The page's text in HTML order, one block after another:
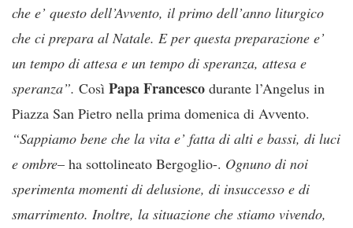
che e’ questo dell’Avvento, il primo dell’anno liturgico
che ci prepara al Natale. E per questa preparazione e’
un tempo di attesa e un tempo di speranza, attesa e
speranza”. Così Papa Francesco durante l’Angelus in
Piazza San Pietro nella prima domenica di Avvento.
“Sappiamo bene che la vita e’ fatta di alti e bassi, di luci
e ombre– ha sottolineato Bergoglio-. Ognuno di noi
sperimenta momenti di delusione, di insuccesso e di
smarrimento. Inoltre, la situazione che stiamo vivendo,